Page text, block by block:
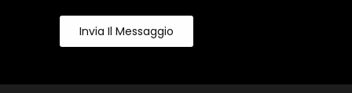
Invia Il Messaggio